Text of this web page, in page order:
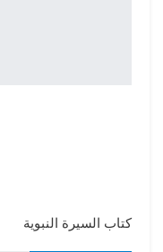
كتاب السيرة النبوية